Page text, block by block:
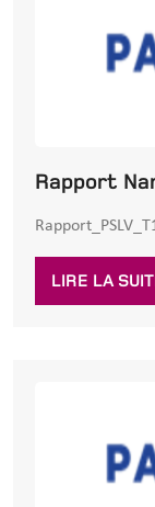
Rapport
LIRE LA